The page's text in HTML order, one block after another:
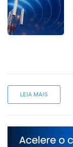
LEIA MAIS